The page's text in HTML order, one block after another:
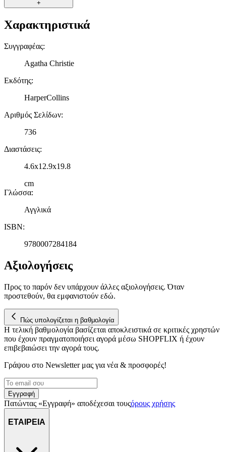
+
Χαρακτηριστικά
Συγγραφέας:
Agatha Christie
Εκδότης:
HarperCollins
Αριθμός Σελίδων:
736
Διαστάσεις:
4.6x12.9x19.8
cm
Γλώσσα:
Αγγλικά
ISBN:
9780007284184
Αξιολογήσεις
Προς το παρόν δεν υπάρχουν άλλες αξιολογήσεις. Όταν
προστεθούν, θα εμφανιστούν εδώ.
Πώς υπολογίζεται η βαθμολογία
Η τελική βαθμολογία βασίζεται αποκλειστικά σε κριτικές χρηστών
που έχουν πραγματοποιήσει αγορά μέσω SHOPFLIX ή έχουν
επιβεβαιώσει την αγορά τους.
Γράψου στο Νewsletter μας για νέα & προσφορές!
Εγγραφή
Πατώντας «Εγγραφή» αποδέχεσαι τουςόρους χρήσης
ΕΤΑΙΡΕΙΑ